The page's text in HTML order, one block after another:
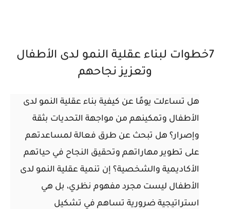
7خطوات لبناء عقلية النمو لدى الأطفال
وتعزيز نجاحهم
هل تساءلت يومًا عن كيفية بناء عقلية النمو لدى
الأطفال وتمكينهم من مواجهة التحديات بثقة
وإصرار؟ هل تبحث عن طرق فعالة لمساعدتهم
على تطوير مهاراتهم وتحقيق النجاح في حياتهم
الأكاديمية والشخصية؟ إن تنمية عقلية النمو لدى
الأطفال ليست مجرد مفهوم نظري، بل هي
استراتيجية ضرورية تساهم في تشكيل